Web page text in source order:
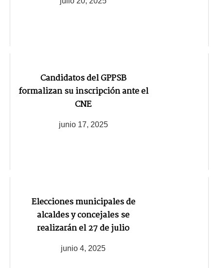
Candidatos del GPPSB
formalizan su inscripción ante el
CNE
junio 17, 2025
Elecciones municipales de
alcaldes y concejales se
realizarán el 27 de julio
junio 4, 2025